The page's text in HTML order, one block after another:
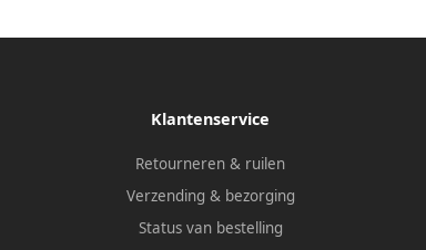
Klantenservice
Retourneren & ruilen
Verzending & bezorging
Status van bestelling